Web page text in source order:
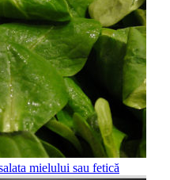
mielului sau fetică